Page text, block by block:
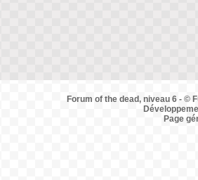
Forum of the dead, niveau 6 - ©
Page